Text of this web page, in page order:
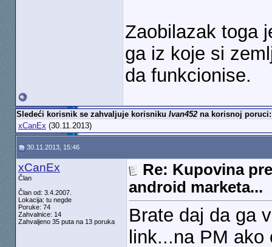
Zaobilazak toga
ga iz koje si
da funkcionise.
Sledeći korisnik se zahvaljuje korisniku Ivan452na korisnoj poruci:
xCanEx (30.11.2013)
30.11.2013, 15:46
xCanEx
Član
Član od: 3.4.2007.
Lokacija: tu negde
Poruke: 74
Zahvalnice: 14
Zahvaljeno 35 puta na 13 poruka
Re: Kupovina
android marketa...
Brate daj da ga
link...na PM